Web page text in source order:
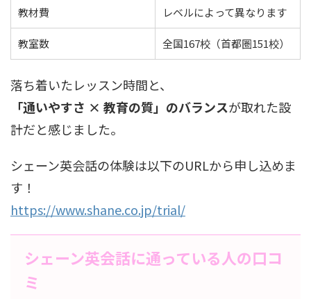
教材費 レベルによって異なります
教室数 全国167校（首都圏151校）
落ち着いたレッスン時間と、
「通いやすさ × 教育の質」のバランスが取れた設
計だと感じました。
シェーン英会話の体験は以下のURLから申し込めま
す！
https://www.shane.co.jp/trial/
シェーン英会話に通っている人の口コ
ミ